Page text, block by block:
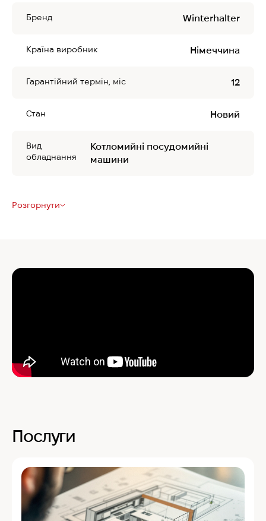
Бренд Winterhalter
Країна виробник Німеччина
Гарантійний термін, міс 12
Стан Новий
Вид
обладнання
Котломийні посудомийні
машини
Розгорнути
Послуги